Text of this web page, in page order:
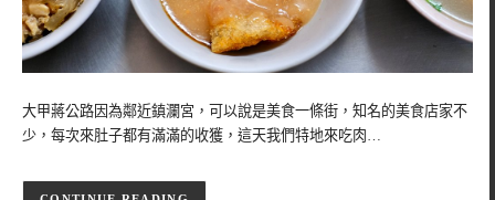
大甲蔣公路因為鄰近鎮瀾宮，可以說是美食一條街，知名的美食店家不
少，每次來肚子都有滿滿的收獲，這天我們特地來吃肉…